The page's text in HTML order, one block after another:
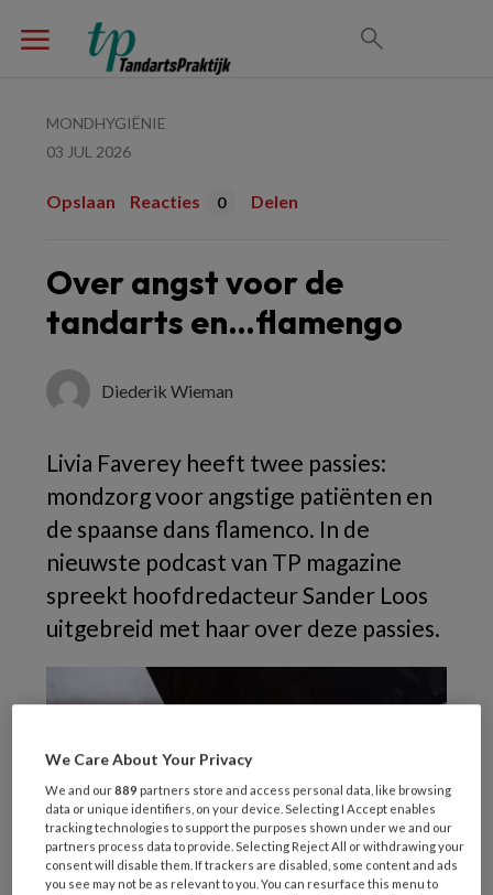
MONDHYGIËNIE
03 JUL 2026
Opslaan Reacties 0 Delen
Over angst voor de
tandarts en…flamengo
Diederik Wieman
Livia Faverey heeft twee passies:
mondzorg voor angstige patiënten en
de spaanse dans flamenco. In de
nieuwste podcast van TP magazine
spreekt hoofdredacteur Sander Loos
uitgebreid met haar over deze passies.
We Care About Your Privacy
We and our889 partners store and access personal data, like browsing
data or unique identifiers, on your device. Selecting I Accept enables
tracking technologies to support the purposes shown under we and our
partners process data to provide. Selecting Reject All or withdrawing your
consent will disable them. If trackers are disabled, some content and ads
you see may not be as relevant to you. You can resurface this menu to